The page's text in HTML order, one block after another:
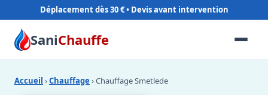
Déplacement dès 30 €
SaniChauffe
Accueil ›Chauffage › Chauffage Smetlede